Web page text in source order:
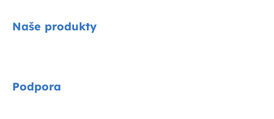
Naše produkty
Podpora